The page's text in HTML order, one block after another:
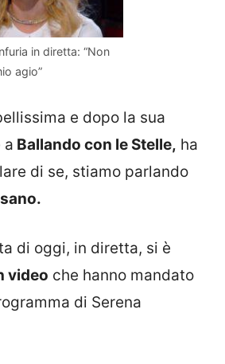
in diretta: “Non
agio”
e dopo la sua
a Ballando con le Stelle, ha
di se, stiamo parlando
di oggi, in diretta, si è
video che hanno mandato
di Serena